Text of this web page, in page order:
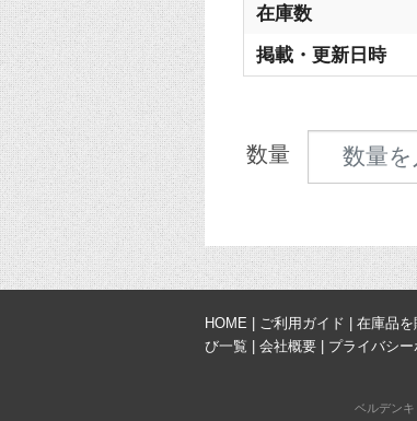
在庫数
掲載・更新日時
数量
見積数量
HOME ご利用ガイド 在庫品
び一覧
会社概要 プライバシ
ベルデンキ